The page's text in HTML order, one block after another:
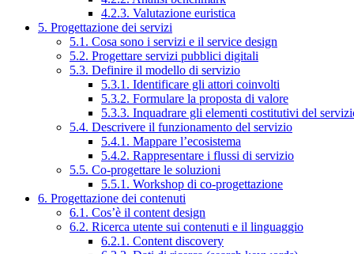
4.2.3. Valutazione euristica
5. Progettazione dei servizi
5.1. Cosa sono i servizi e il service design
5.2. Progettare servizi pubblici digitali
5.3. Definire il modello di servizio
5.3.1. Identificare gli attori coinvolti
5.3.2. Formulare la proposta di valore
5.3.3. Inquadrare gli elementi costitutivi del
5.4. Descrivere il funzionamento del servizio
5.4.1. Mappare l’ecosistema
5.4.2. Rappresentare i flussi di servizio
5.5. Co-progettare le soluzioni
5.5.1. Workshop di co-progettazione
6. Progettazione dei contenuti
6.1. Cos’è il content design
6.2. Ricerca utente sui contenuti e il linguaggio
6.2.1. Content discovery